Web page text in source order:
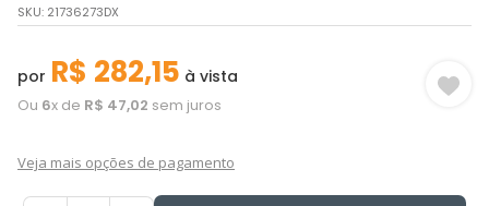
SKU: 21736273DX
por R$ 282,15 à vista
Ou 6x de R$ 47,02 sem juros
Veja mais opções de pagamento